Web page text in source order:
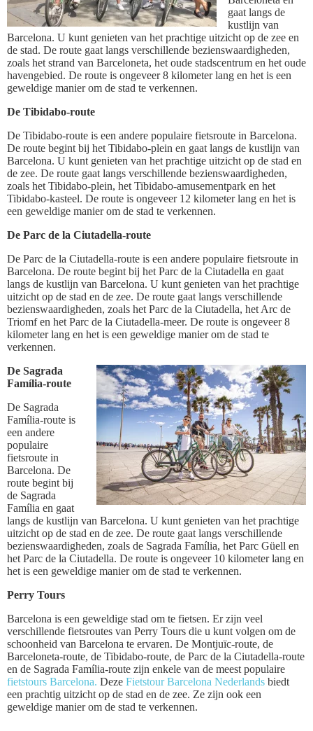
gaat langs de
kustlijn van
Barcelona. U kunt genieten van het prachtige uitzicht op de zee en
de stad. De route gaat langs verschillende bezienswaardigheden,
zoals het strand van Barceloneta, het oude stadscentrum en het oude
havengebied. De route is ongeveer 8 kilometer lang en het is een
geweldige manier om de stad te verkennen.
De Tibidabo-route
De Tibidabo-route is een andere populaire fietsroute in Barcelona.
De route begint bij het Tibidabo-plein en gaat langs de kustlijn van
Barcelona. U kunt genieten van het prachtige uitzicht op de stad en
de zee. De route gaat langs verschillende bezienswaardigheden,
zoals het Tibidabo-plein, het Tibidabo-amusementpark en het
Tibidabo-kasteel. De route is ongeveer 12 kilometer lang en het is
een geweldige manier om de stad te verkennen.
De Parc de la Ciutadella-route
De Parc de la Ciutadella-route is een andere populaire fietsroute in
Barcelona. De route begint bij het Parc de la Ciutadella en gaat
langs de kustlijn van Barcelona. U kunt genieten van het prachtige
uitzicht op de stad en de zee. De route gaat langs verschillende
bezienswaardigheden, zoals het Parc de la Ciutadella, het Arc de
Triomf en het Parc de la Ciutadella-meer. De route is ongeveer 8
kilometer lang en het is een geweldige manier om de stad te
verkennen.
De Sagrada
Família-route
De Sagrada
Família-route is
een andere
populaire
fietsroute in
Barcelona. De
route begint bij
de Sagrada
Família en gaat
langs de kustlijn van Barcelona. U kunt genieten van het prachtige
uitzicht op de stad en de zee. De route gaat langs verschillende
bezienswaardigheden, zoals de Sagrada Família, het Parc Güell en
het Parc de la Ciutadella. De route is ongeveer 10 kilometer lang en
het is een geweldige manier om de stad te verkennen.
Perry Tours
Barcelona is een geweldige stad om te fietsen. Er zijn veel
verschillende fietsroutes van Perry Tours die u kunt volgen om de
schoonheid van Barcelona te ervaren. De Montjuïc-route, de
Barceloneta-route, de Tibidabo-route, de Parc de la Ciutadella-route
en de Sagrada Família-route zijn enkele van de meest populaire
fietstours Barcelona. Deze Fietstour Barcelona Nederlands biedt
een prachtig uitzicht op de stad en de zee. Ze zijn ook een
geweldige manier om de stad te verkennen.